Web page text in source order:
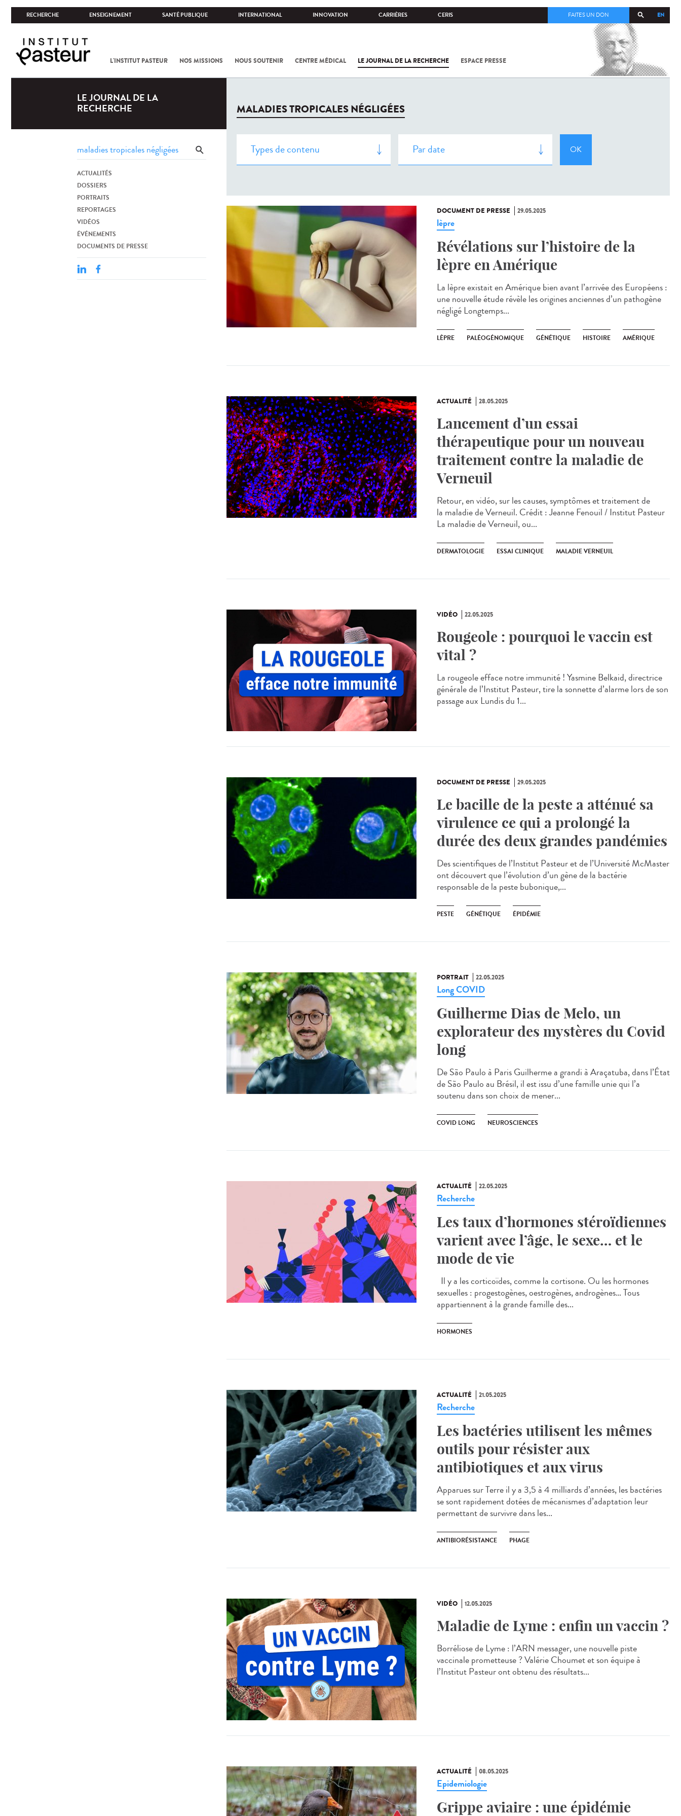
RECHERCHE ENSEIGNEMENT SANTÉ PUBLIQUE INTERNATIONAL INNOVATION CARRIÈRES CERIS EN
FAITES UN DON
L'INSTITUT PASTEUR NOS MISSIONS NOUS SOUTENIR CENTRE MÉDICAL LE JOURNAL DE LA RECHERCHE ESPACE PRESSE
COV-2 /
LE JOURNAL DE LA
RECHERCHE
ACTUALITÉS
DOSSIERS
PORTRAITS
REPORTAGES
VIDÉOS
ÉVÉNEMENTS
DOCUMENTS DE PRESSE
MALADIES TROPICALES NÉGLIGÉES
DOCUMENT DE PRESSE 29.05.2025
lèpre
Révélations sur l’histoire de la
lèpre en Amérique
La lèpre existait en Amérique bien avant l’arrivée des Européens :
une nouvelle étude révèle les origines anciennes d’un pathogène
négligé Longtemps...
LÈPRE PALÉOGÉNOMIQUE GÉNÉTIQUE HISTOIRE AMÉRIQUE
ACTUALITÉ 28.05.2025
Lancement d’un essai
thérapeutique pour un nouveau
traitement contre la maladie de
Verneuil
Retour, en vidéo, sur les causes, symptômes et traitement de
la maladie de Verneuil. Crédit : Jeanne Fenouil / Institut Pasteur
La maladie de Verneuil, ou...
DERMATOLOGIE ESSAI CLINIQUE MALADIE VERNEUIL
VIDÉO 22.05.2025
Rougeole : pourquoi le vaccin est
vital ?
La rougeole efface notre immunité ! Yasmine Belkaid, directrice
générale de l’Institut Pasteur, tire la sonnette d’alarme lors de son
passage aux Lundis du 1...
DOCUMENT DE PRESSE 29.05.2025
Le bacille de la peste a atténué sa
virulence ce qui a prolongé la
durée des deux grandes pandémies
Des scientifiques de l’Institut Pasteur et de l’Université McMaster
ont découvert que l’évolution d’un gène de la bactérie
responsable de la peste bubonique,...
PESTE GÉNÉTIQUE ÉPIDÉMIE
PORTRAIT 22.05.2025
Long COVID
Guilherme Dias de Melo, un
explorateur des mystères du Covid
long
De São Paulo à Paris Guilherme a grandi à Araçatuba, dans l’État
de São Paulo au Brésil, il est issu d’une famille unie qui l’a
soutenu dans son choix de mener...
COVID LONG NEUROSCIENCES
ACTUALITÉ 22.05.2025
Recherche
Les taux d’hormones stéroïdiennes
varient avec l’âge, le sexe… et le
mode de vie
Il y a les corticoïdes, comme la cortisone. Ou les hormones
sexuelles : progestogènes, oestrogènes, androgènes… Tous
appartiennent à la grande famille des...
HORMONES
ACTUALITÉ 21.05.2025
Recherche
Les bactéries utilisent les mêmes
outils pour résister aux
antibiotiques et aux virus
Apparues sur Terre il y a 3,5 à 4 milliards d’années, les bactéries
se sont rapidement dotées de mécanismes d’adaptation leur
permettant de survivre dans les...
ANTIBIORÉSISTANCE PHAGE
VIDÉO 12.05.2025
Maladie de Lyme : enfin un vaccin ?
Borréliose de Lyme : l’ARN messager, une nouvelle piste
vaccinale prometteuse ? Valérie Choumet et son équipe à
l’Institut Pasteur ont obtenu des résultats...
ACTUALITÉ 08.05.2025
Epidemiologie
Grippe aviaire : une épidémie